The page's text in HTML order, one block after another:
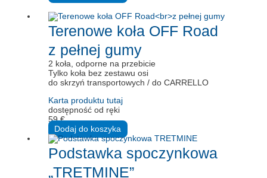
Terenowe koła OFF Road
z pełnej gumy
2 koła, odporne na przebicie
Tylko koła bez zestawu osi
do skrzyń transportowych / do CARRELLO
Karta produktu tutaj
dostępność od ręki
59€
Dodaj do koszyka
Podstawka spoczynkowa
„TRETMINE”